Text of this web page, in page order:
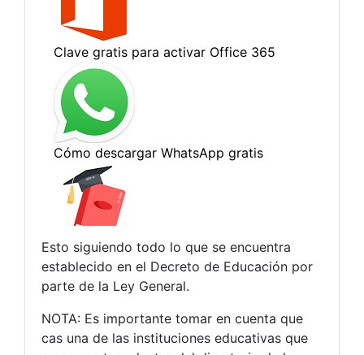
Esto siguiendo todo lo que se encuentra
establecido en el Decreto de Educación por
parte de la Ley General.
NOTA: Es importante tomar en cuenta que
cas una de las instituciones educativas que